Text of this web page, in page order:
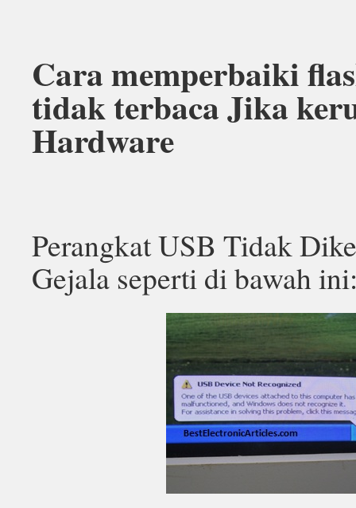
Cara memperbaiki
tidak terbaca Jika
Hardware
Perangkat USB Tidak
Gejala seperti di bawah